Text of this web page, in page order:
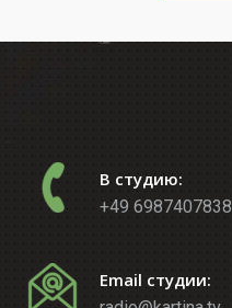
В студию:
+49 6987407838
Email студии: